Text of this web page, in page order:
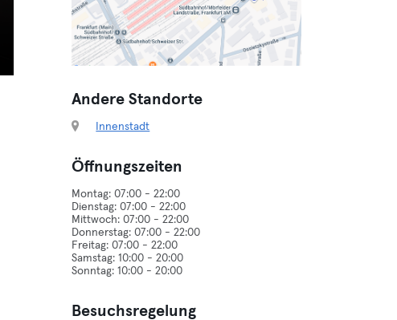
Andere Standorte
Innenstadt
Öffnungszeiten
Montag: 07:00 - 22:00
Dienstag: 07:00 - 22:00
Mittwoch: 07:00 - 22:00
Donnerstag: 07:00 - 22:00
Freitag: 07:00 - 22:00
Samstag: 10:00 - 20:00
Besuchsregelung